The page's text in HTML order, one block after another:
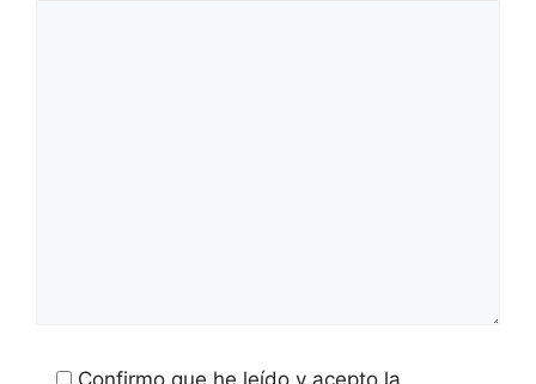
Confirmo que he leído y acepto la